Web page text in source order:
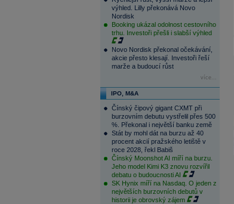
výhled. Lilly překonává Novo
Nordisk
Booking ukázal odolnost cestovního
trhu. Investoři přešli i slabší výhled
Novo Nordisk překonal očekávání,
akcie přesto klesají. Investoři řeší
marže a budoucí růst
více...
IPO, M&A
Čínský čipový gigant CXMT při
burzovním debutu vystřelil přes 500
%. Překonal i největší banku země
Stát by mohl dát na burzu až 40
procent akcií pražského letiště v
roce 2028, řekl Babiš
Čínský Moonshot AI míří na burzu.
Jeho model Kimi K3 znovu rozvířil
debatu o budoucnosti AI
SK Hynix míří na Nasdaq. O jeden z
největších burzovních debutů v
historii je obrovský zájem